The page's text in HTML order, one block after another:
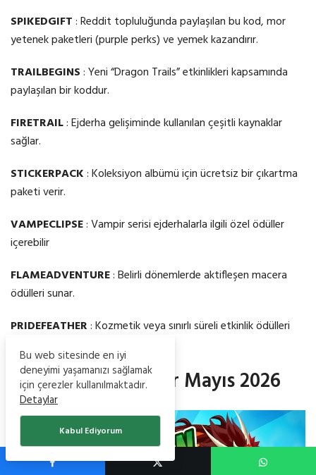
SPIKEDGIFT: Reddit topluluğunda paylaşılan bu kod, mor
yetenek paketleri (purple perks) ve yemek kazandırır.
TRAILBEGINS: Yeni “Dragon Trails” etkinlikleri kapsamında
paylaşılan bir koddur.
FIRETRAIL: Ejderha gelişiminde kullanılan çeşitli kaynaklar
sağlar.
STICKERPACK: Koleksiyon albümü için ücretsiz bir çıkartma
paketi verir.
VAMPECLIPSE: Vampir serisi ejderhalarla ilgili özel ödüller
içerebilir
FLAMEADVENTURE: Belirli dönemlerde aktifleşen macera
ödülleri sunar.
PRIDEFEATHER: Kozmetik veya sınırlı süreli etkinlik ödülleri
Güncel Gizli Kodlar Mayıs 2026
Bu web sitesinde en iyi
deneyimi yaşamanızı sağlamak
için çerezler kullanılmaktadır.
Detaylar
Kabul Ediyorum